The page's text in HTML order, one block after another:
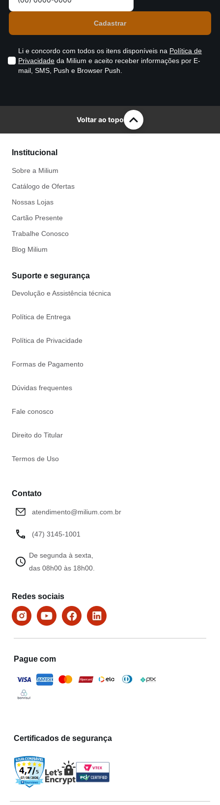
Li e concordo com todos os itens disponíveis na Política de
Privacidade da Milium e aceito receber informações por E-
mail, SMS, Push e Browser Push.
Voltar ao topo
Institucional
Sobre a Milium
Catálogo de Ofertas
Nossas Lojas
Cartão Presente
Trabalhe Conosco
Blog Milium
Suporte e segurança
Devolução e Assistência técnica
Política de Entrega
Política de Privacidade
Formas de Pagamento
Dúvidas frequentes
Fale conosco
Direito do Titular
Termos de Uso
Contato
atendimento@milium.com.br
(47) 3145-1001
De segunda à sexta,
das 08h00 às 18h00.
Redes sociais
Pague com
Certificados de segurança